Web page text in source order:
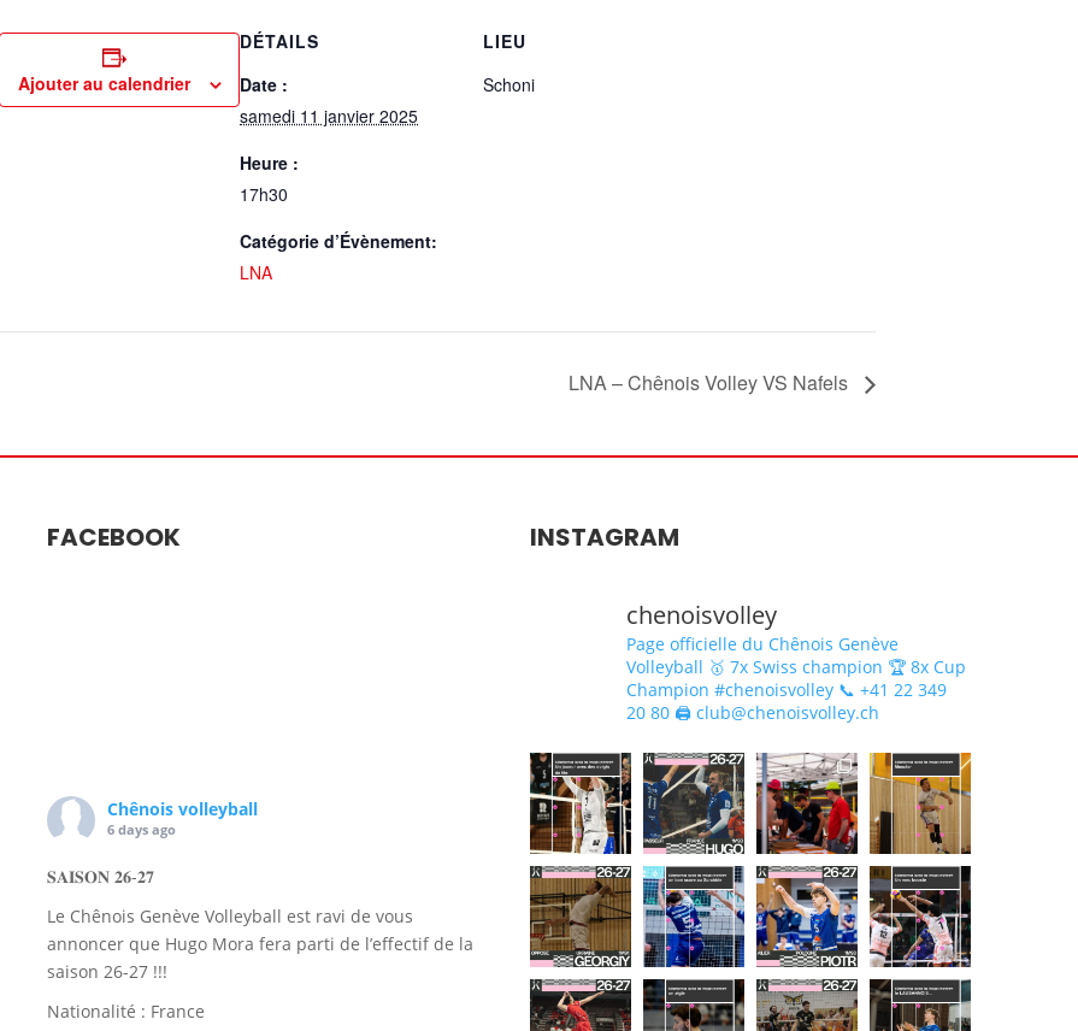
Ajouter au calendrier
DÉTAILS
Date :
samedi 11 janvier 2025
Heure :
17h30
Catégorie d’Évènement:
LNA
LIEU
Schoni
LNA – Chênois Volley VS Nafels
FACEBOOK
Chênois volleyball
6 days ago
𝐒𝐀𝐈𝐒𝐎𝐍 𝟐𝟔-𝟐𝟕
Le Chênois Genève Volleyball est ravi de vous
annoncer que Hugo Mora fera parti de l’effectif de la
saison 26-27 !!!
Nationalité : France
INSTAGRAM
chenoisvolley
Page officielle du Chênois Genève
Volleyball 🥇 7x Swiss champion 🏆 8x Cup
Champion #chenoisvolley 📞 +41 22 349
20 80 🖨 club@chenoisvolley.ch